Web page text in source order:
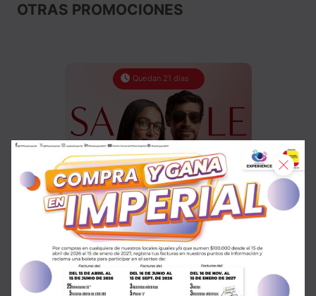
OTRAS PROMOCIONES
Quedan 21 días
¡SALE en GMO!